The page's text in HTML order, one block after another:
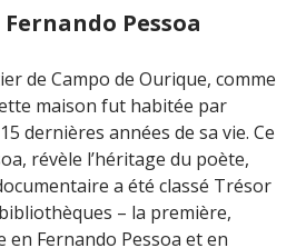
Pessoa
de Campo de Ourique, comme
maison fut habitée par
dernières années de sa vie. Ce
révèle l’héritage du poète,
a été classé Trésor
– la première,
en Fernando Pessoa et en